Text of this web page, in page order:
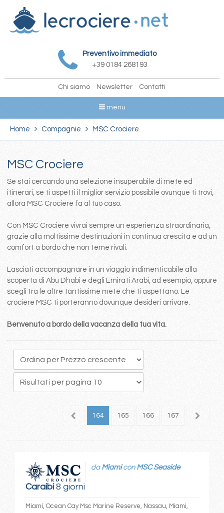
Preventivo immediato
+39 0184 268193
Chi siamo Newsletter Contatti
menu
Home Compagnie MSC Crociere
MSC Crociere
Se stai cercando una selezione insuperabile di mete ed
itinerari, se ti aspetti il miglior servizio possibile ovunque ti trovi,
allora MSC Crociere fa al tuo caso.
Con MSC Crociere vivrai sempre un esperienza straordinaria,
grazie alla moltissime destinazioni in continua crescita e ad un
comfort a bordo che non teme rivali.
Lasciati accompagnare in un viaggio indimenticabile alla
scoperta di Abu Dhabi e degli Emirati Arabi, ad esempio, oppure
scegli tra le altre tantissime mete che ti aspettano. Le
crociere MSC ti porteranno dovunque desideri arrivare.
Benvenuto a bordo della vacanza della tua vita.
163 164 165 166 167 168
Caraibi8 giorni
da Miamicon MSC Seaside
Miami, Ocean Cay Msc Marine Reserve, Nassau, Miami,